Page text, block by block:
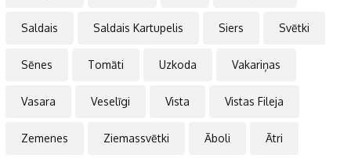
Saldais Saldais Kartupelis Siers Svētki
Sēnes Tomāti Uzkoda Vakariņas
Vasara Veselīgi Vista Vistas Fileja
Zemenes Ziemassvētki Āboli Ātri